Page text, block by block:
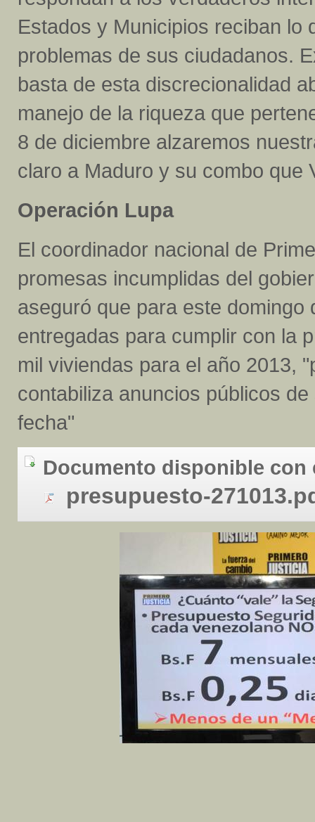
Estados y Municipios reciban lo
problemas de sus ciudadanos.
basta de esta discrecionalidad
manejo de la riqueza que
8 de diciembre alzaremos
claro a Maduro y su combo que
Operación Lupa
El coordinador nacional de
promesas incumplidas del
aseguró que para este
entregadas para cumplir con la
mil viviendas para el año 2013,
contabiliza anuncios públicos
fecha"
Documento disponible con
presupuesto-